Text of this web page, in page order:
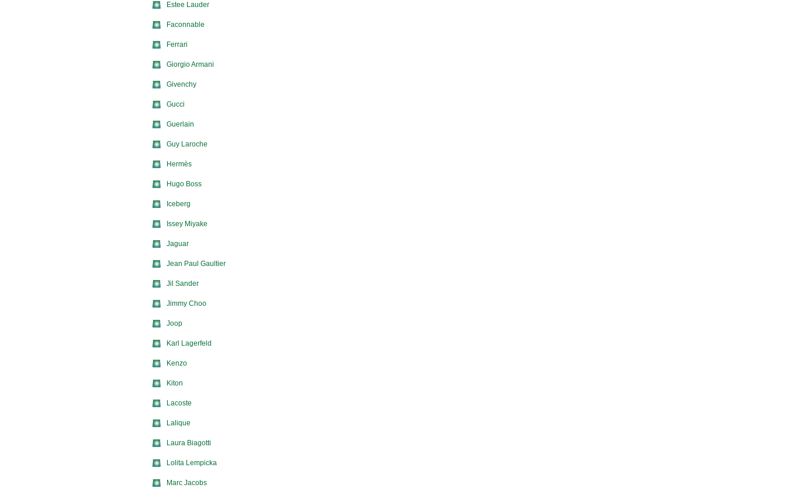
Estee Lauder
Faconnable
Ferrari
Giorgio Armani
Givenchy
Gucci
Guerlain
Guy Laroche
Hermès
Hugo Boss
Iceberg
Issey Miyake
Jaguar
Jean Paul Gaultier
Jil Sander
Jimmy Choo
Joop
Karl Lagerfeld
Kenzo
Kiton
Lacoste
Lalique
Laura Biagotti
Lolita Lempicka
Marc Jacobs